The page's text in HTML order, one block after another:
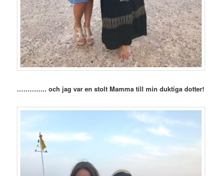
………….. och jag var en stolt Mamma till min duktiga dotter!